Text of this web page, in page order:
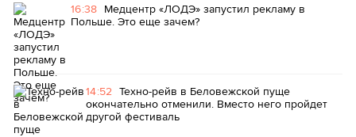
16:38 Медцентр «ЛОДЭ» запустил рекламу в
Польше. Это еще зачем?
14:52 Техно-рейв в Беловежской пуще
окончательно отменили. Вместо него пройдет
другой фестиваль